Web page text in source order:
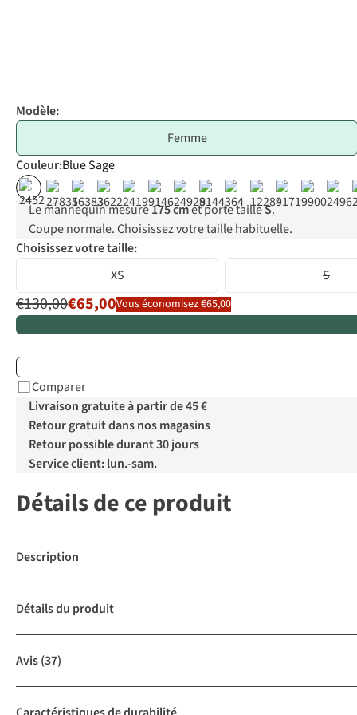
Modèle:
Femme
Couleur:Blue Sage
%
Le mannequin mesure175 cmet porte tailleS.
Coupe normale. Choisissez votre taille habituelle.
Choisissez votre taille:
XS
S
€130,00€65,00Vous économisez €65,00
Comparer
Livraison gratuite à partir de 45 €
Retour gratuit dans nos magasins
Retour possible durant 30 jours
Service client: lun.-sam.
Détails de ce produit
Description
Détails du produit
Avis(37)